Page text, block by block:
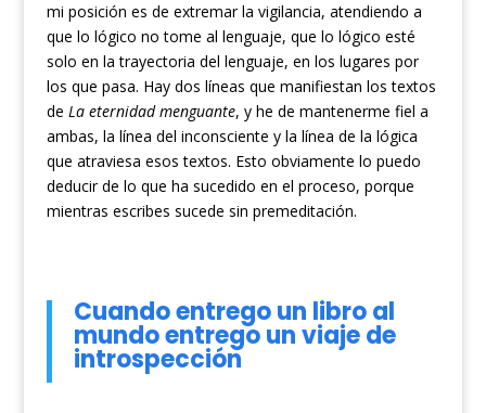
mi posición es de extremar la vigilancia, atendiendo a
que lo lógico no tome al lenguaje, que lo lógico esté
solo en la trayectoria del lenguaje, en los lugares por
los que pasa. Hay dos líneas que manifiestan los textos
de La eternidad menguante, y he de mantenerme fiel a
ambas, la línea del inconsciente y la línea de la lógica
que atraviesa esos textos. Esto obviamente lo puedo
deducir de lo que ha sucedido en el proceso, porque
mientras escribes sucede sin premeditación.
Cuando entrego un libro al
mundo entrego un viaje de
introspección